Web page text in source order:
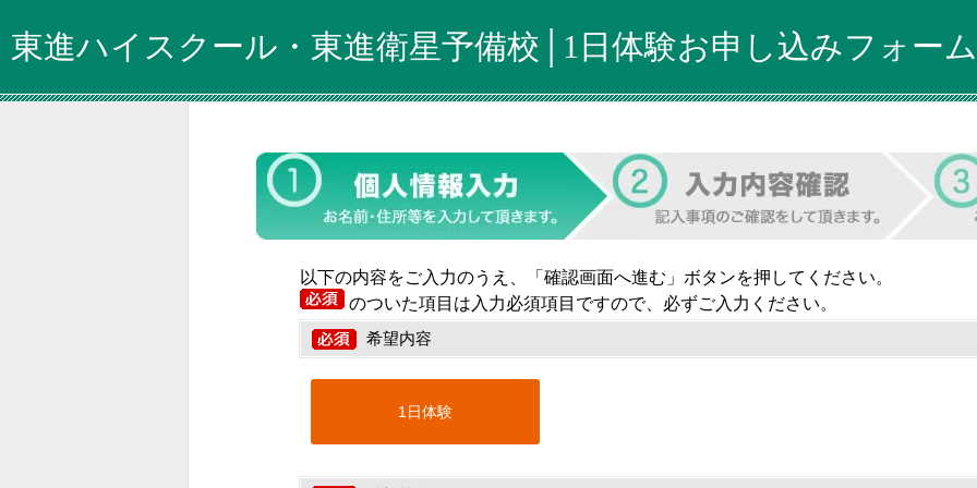
東進ハイスクール・東進衛星予備校│1日体験お申し込みフォーム
以下の内容をご入力のうえ、「確認画面へ進む」ボタンを押してください。
のついた項目は入力必須項目ですので、必ずご入力ください。
希望内容
1日体験